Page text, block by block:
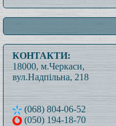
КОНТАКТИ:
18000, м.Черкаси,
вул.Надпільна, 218
(068) 804-06-52
(050) 194-18-70